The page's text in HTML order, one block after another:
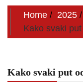
Home 2025
Kako svaki
Kako svaki put